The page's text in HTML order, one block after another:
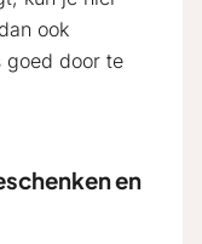
ook
goed door te
en